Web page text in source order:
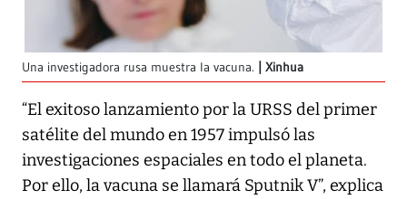
Una investigadora rusa muestra la vacuna. Xinhua
“El exitoso lanzamiento por la URSS del primer
satélite del mundo en 1957 impulsó las
investigaciones espaciales en todo el planeta.
Por ello, la vacuna se llamará Sputnik V”, explica